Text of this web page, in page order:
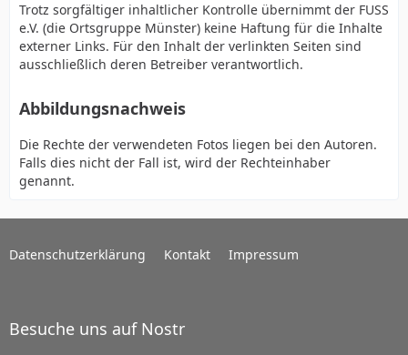
Trotz sorgfältiger inhaltlicher Kontrolle übernimmt der FUSS
e.V. (die Ortsgruppe Münster) keine Haftung für die Inhalte
externer Links. Für den Inhalt der verlinkten Seiten sind
ausschließlich deren Betreiber verantwortlich.
Abbildungsnachweis
Die Rechte der verwendeten Fotos liegen bei den Autoren.
Falls dies nicht der Fall ist, wird der Rechteinhaber
genannt.
Datenschutzerklärung Kontakt Impressum
Besuche uns auf Nostr